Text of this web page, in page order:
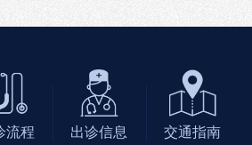
流程 出诊信息 交通指南